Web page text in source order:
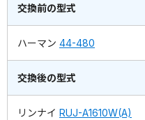
交換前の型式
ハーマン 44-480
交換後の型式
リンナイ RUJ-A1610W(A)